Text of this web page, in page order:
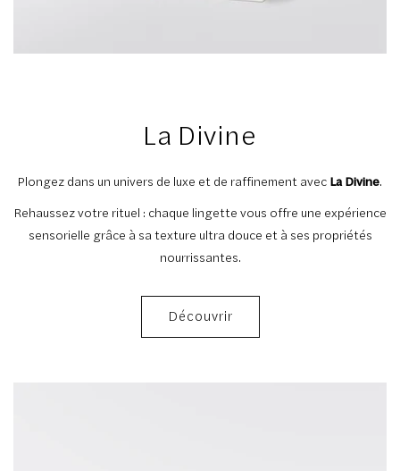
La Divine
Plongez dans un univers de luxe et de raffinement avec La Divine.
Rehaussez votre rituel : chaque lingette vous offre une expérience
sensorielle grâce à sa texture ultra douce et à ses propriétés
nourrissantes.
Découvrir